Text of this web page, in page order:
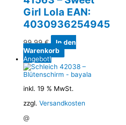
Girl Lola EAN:
4030936254945
99,99€
In den
Warenkorb
Angebot!
inkl. 19 % MwSt.
zzgl. Versandkosten
@